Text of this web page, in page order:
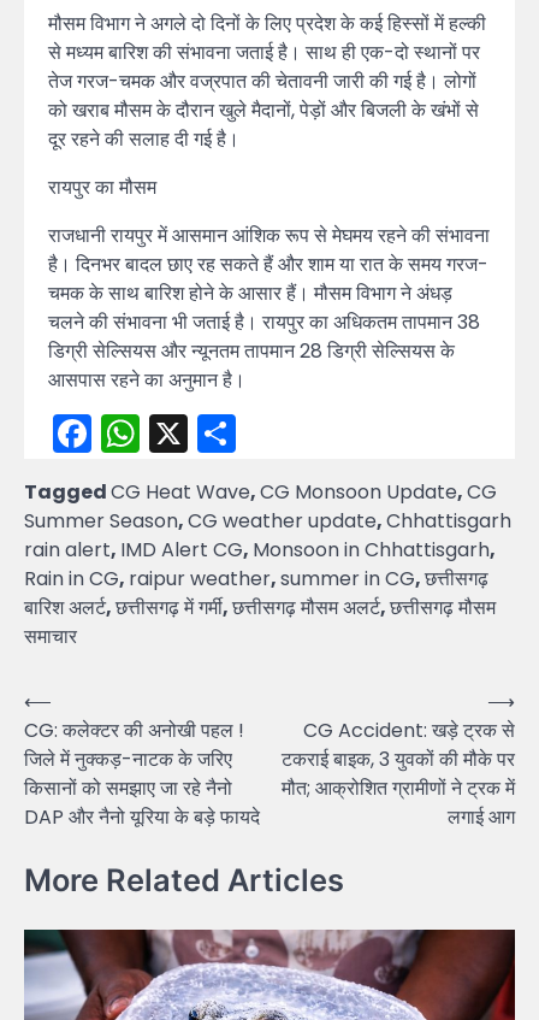
मौसम विभाग ने अगले दो दिनों के लिए प्रदेश के कई हिस्सों में हल्की
से मध्यम बारिश की संभावना जताई है। साथ ही एक-दो स्थानों पर
तेज गरज-चमक और वज्रपात की चेतावनी जारी की गई है। लोगों
को खराब मौसम के दौरान खुले मैदानों, पेड़ों और बिजली के खंभों से
दूर रहने की सलाह दी गई है।
रायपुर का मौसम
राजधानी रायपुर में आसमान आंशिक रूप से मेघमय रहने की संभावना
है। दिनभर बादल छाए रह सकते हैं और शाम या रात के समय गरज-
चमक के साथ बारिश होने के आसार हैं। मौसम विभाग ने अंधड़
चलने की संभावना भी जताई है। रायपुर का अधिकतम तापमान 38
डिग्री सेल्सियस और न्यूनतम तापमान 28 डिग्री सेल्सियस के
आसपास रहने का अनुमान है।
Facebook
WhatsApp
X
TaggedCG Heat Wave,CG Monsoon Update,CG
Summer Season,CG weather update,Chhattisgarh
rain alert, IMD Alert CG, Monsoon in Chhattisgarh,
Rain in CG, raipur weather,summer in CG,छत्तीसगढ़
बारिश अलर्ट,छत्तीसगढ़ में गर्मी,छत्तीसगढ़ मौसम अलर्ट,छत्तीसगढ़ मौसम
समाचार
Post
navigation
⟵
CG: कलेक्टर की अनोखी पहल !
जिले में नुक्कड़-नाटक के जरिए
किसानों को समझाए जा रहे नैनो
DAP और नैनो यूरिया के बड़े फायदे
CG Accident: खड़े ट्रक से
टकराई बाइक, 3 युवकों की मौके पर
मौत; आक्रोशित ग्रामीणों ने ट्रक में
लगाई आग
⟶
More Related Articles